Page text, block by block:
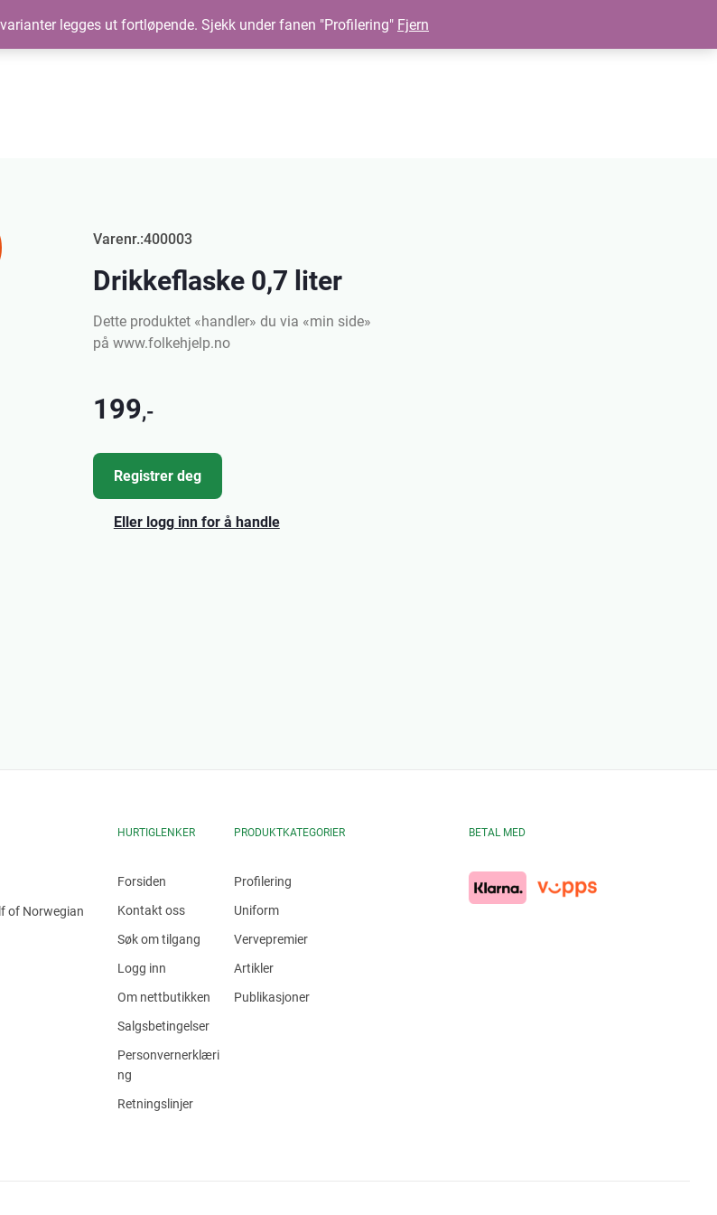
Varenr.:400003
Drikkeflaske 0,7 liter
Dette produktet «handler» du via «min side»
på www.folkehjelp.no
199,-
Registrer deg
Eller logg inn for å handle
of Norwegian
HURTIGLENKER
Forsiden
Kontakt oss
Søk om tilgang
Logg inn
Om nettbutikken
Salgsbetingelser
Personvernerklæri
ng
Retningslinjer
PRODUKTKATEGORIER
Profilering
Uniform
Vervepremier
Artikler
Publikasjoner
BETAL MED
legges ut fortløpende. Sjekk under fanen "Profilering" Fjern